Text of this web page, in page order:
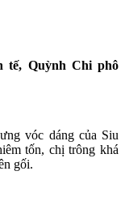
tế, Quỳnh Chi phô
vóc dáng của Siu
tốn, chị trông khá
gối.